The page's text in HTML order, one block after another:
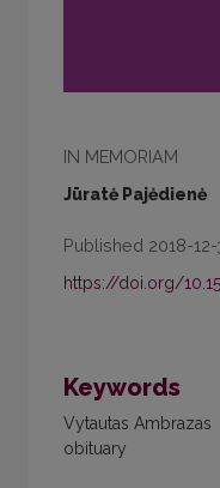
IN MEMORIAM
Jūratė Pajėdienė
Published 2018-12-
https://doi.org/
Keywords
Vytautas Ambrazas
obituary